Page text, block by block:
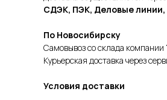
СДЭК, ПЭК, Деловые линии,
По Новосибирску
Самовывоз со склада компании
Курьерская доставка через
Условия доставки